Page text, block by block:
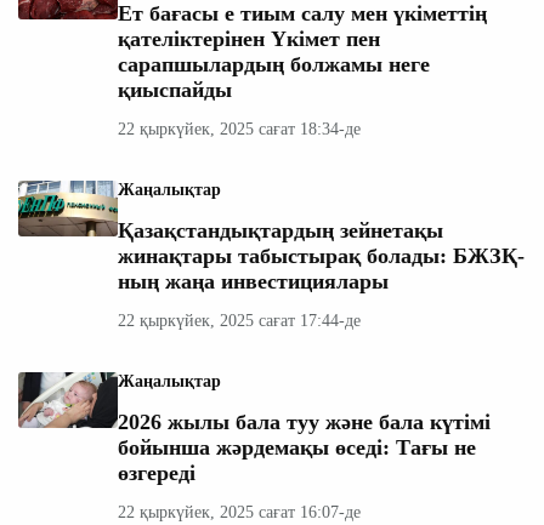
Ет бағасы е тиым салу мен үкіметтің
қателіктерінен Үкімет пен
сарапшылардың болжамы неге
қиыспайды
22 қыркүйек, 2025 сағат 18:34-де
Жаңалықтар
Қазақстандықтардың зейнетақы
жинақтары табыстырақ болады: БЖЗҚ-
ның жаңа инвестициялары
22 қыркүйек, 2025 сағат 17:44-де
Жаңалықтар
2026 жылы бала туу және бала күтімі
бойынша жәрдемақы өседі: Тағы не
өзгереді
22 қыркүйек, 2025 сағат 16:07-де